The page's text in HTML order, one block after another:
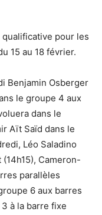
pour les
15 au 18 février.
Benjamin Osberger
le groupe 4 aux
dans le
Aït Saïd dans le
Léo Saladino
Cameron-
parallèles
6 aux barres
à la barre fixe